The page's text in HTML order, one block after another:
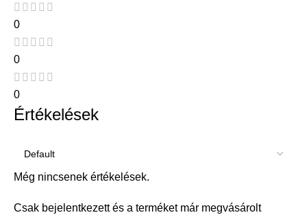
0
0
0
Értékelések
Még nincsenek értékelések.
Csak bejelentkezett és a terméket már megvásárolt